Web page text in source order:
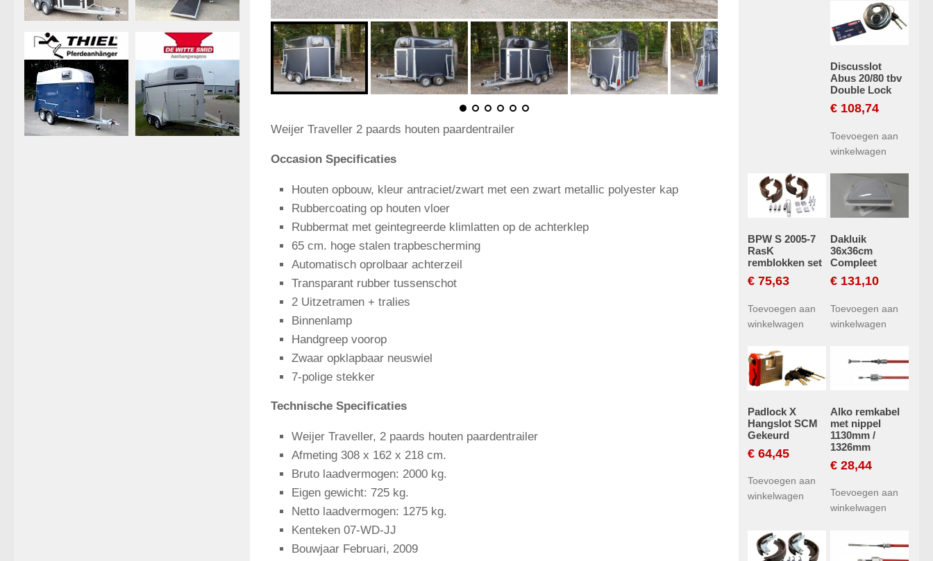
Weijer Traveller 2 paards houten paardentrailer
Occasion Specificaties
Houten opbouw, kleur antraciet/zwart met een zwart metallic polyester kap
Rubbercoating op houten vloer
Rubbermat met geintegreerde klimlatten op de achterklep
65 cm. hoge stalen trapbescherming
Automatisch oprolbaar achterzeil
Transparant rubber tussenschot
2 Uitzetramen + tralies
Binnenlamp
Handgreep voorop
Zwaar opklapbaar neuswiel
7-polige stekker
Technische Specificaties
Weijer Traveller, 2 paards houten paardentrailer
Afmeting 308 x 162 x 218 cm.
Bruto laadvermogen: 2000 kg.
Eigen gewicht: 725 kg.
Netto laadvermogen: 1275 kg.
Kenteken 07-WD-JJ
Bouwjaar Februari, 2009
Discusslot
Abus 20/80 tbv
Double Lock
€108,74
Toevoegen aan
winkelwagen
BPW S 2005-7
RasK
remblokken set
€ 75,63
Toevoegen aan
winkelwagen
Dakluik
36x36cm
Compleet
€131,10
Toevoegen aan
winkelwagen
Padlock X
Hangslot SCM
Gekeurd
€ 64,45
Toevoegen aan
winkelwagen
Alko remkabel
met nippel
1130mm /
1326mm
€28,44
Toevoegen aan
winkelwagen